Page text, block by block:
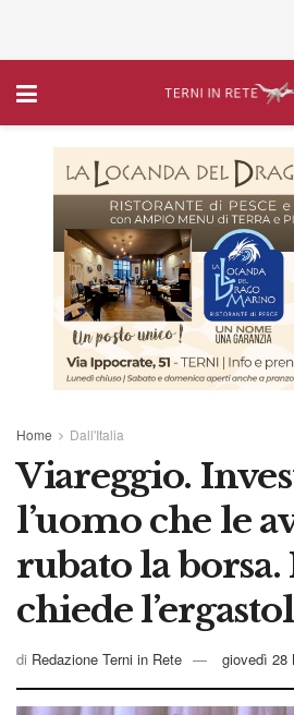
Home Dall'Italia
Viareggio.
l’uomo che le
rubato la
chiede
di Redazione Terni in Rete giovedì 28